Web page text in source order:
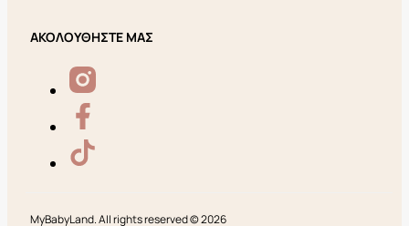
ΑΚΟΛΟΥΘΗΣΤΕ ΜΑΣ
MyBabyLand. All rights reserved © 2026